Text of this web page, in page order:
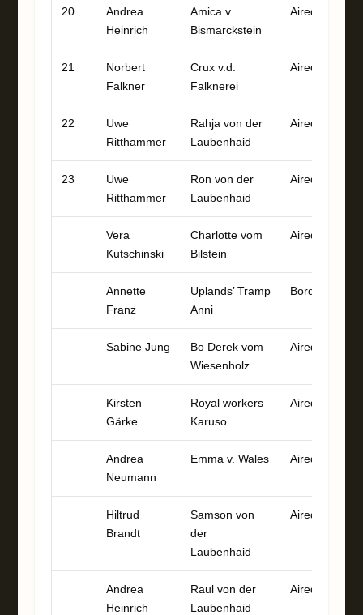
20
Andrea
Heinrich
Amica v.
Bismarckstein
Airedale
21
Norbert
Falkner
Crux v.d.
Falknerei
Airedale
22
Uwe
Ritthammer
Rahja von der
Laubenhaid
Airedale
23
Uwe
Ritthammer
Ron von der
Laubenhaid
Airedale
Vera
Kutschinski
Charlotte vom
Bilstein
Airedale
Annette
Franz
Uplands’ Tramp
Anni
Border
Sabine Jung
Bo Derek vom
Wiesenholz
Airedale
Kirsten
Gärke
Royal workers
Karuso
Airedale
Andrea
Neumann
Emma v. Wales Airedale
Hiltrud
Brandt
Samson von
der
Laubenhaid
Airedale
Andrea
Heinrich
Raul von der
Laubenhaid
Airedale